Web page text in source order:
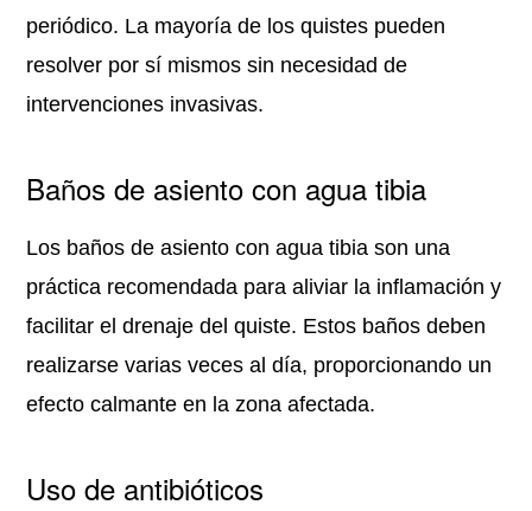
periódico. La mayoría de los quistes pueden
resolver por sí mismos sin necesidad de
intervenciones invasivas.
Baños de asiento con agua tibia
Los baños de asiento con agua tibia son una
práctica recomendada para aliviar la inflamación y
facilitar el drenaje del quiste. Estos baños deben
realizarse varias veces al día, proporcionando un
efecto calmante en la zona afectada.
Uso de antibióticos